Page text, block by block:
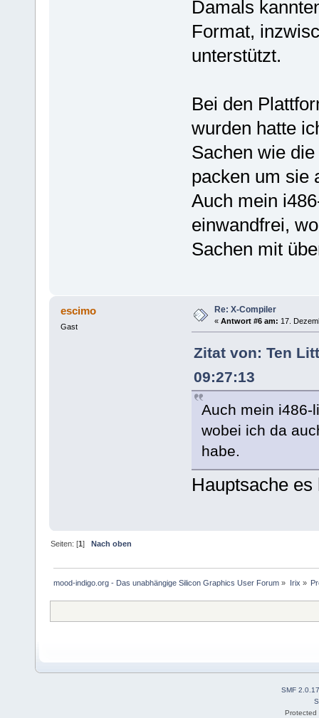
Damals
Format,
unterstützt.
Bei den
wurden hatte
Sachen wie
packen um sie
Auch mein
einwandfrei,
Sachen mit
escimo
Gast
Re: X-Compiler
« Antwort #6 am: 17.
Zitat von: Ten
09:27:13
Auch mein i486-
wobei ich da
habe.
Hauptsache
Seiten: [1]Nach oben
mood-indigo.org - Das unabhängige Silicon Graphics User Forum » Irix »
SMF 2.0.17